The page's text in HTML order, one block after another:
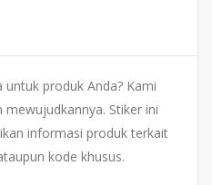
produk Anda? Kami
Stiker ini
informasi produk terkait
kode khusus.